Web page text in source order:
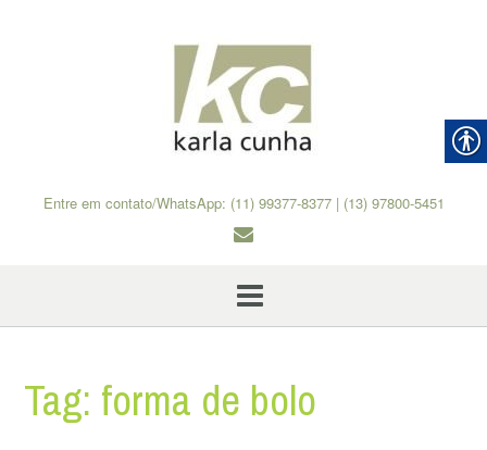
Entre em contato/WhatsApp: (11) 99377-8377 | (13) 97800-5451
Tag: forma de bolo